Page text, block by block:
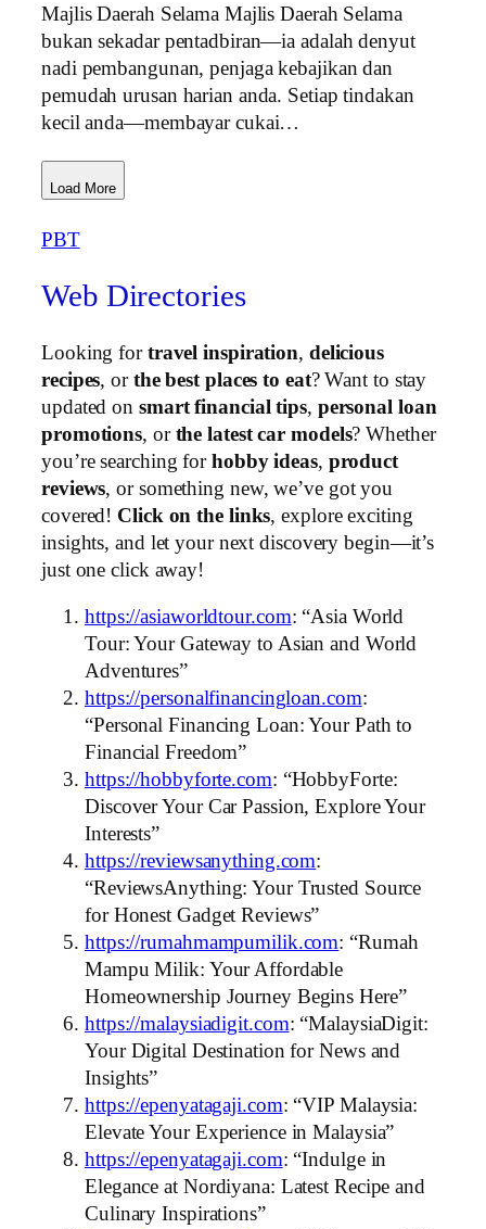
Majlis Daerah Selama Majlis Daerah Selama
bukan sekadar pentadbiran—ia adalah denyut
nadi pembangunan, penjaga kebajikan dan
pemudah urusan harian anda. Setiap tindakan
kecil anda—membayar cukai…
Load More
PBT
Web Directories
Looking for travel inspiration, delicious
recipes, or the best places to eat? Want to stay
updated on smart financial tips, personal loan
promotions, or the latest car models? Whether
you’re searching for hobby ideas, product
reviews, or something new, we’ve got you
covered! Click on the links, explore exciting
insights, and let your next discovery begin—it’s
just one click away!
https://asiaworldtour.com: “Asia World
Tour: Your Gateway to Asian and World
Adventures”
https://personalfinancingloan.com:
“Personal Financing Loan: Your Path to
Financial Freedom”
https://hobbyforte.com: “HobbyForte:
Discover Your Car Passion, Explore Your
Interests”
https://reviewsanything.com:
“ReviewsAnything: Your Trusted Source
for Honest Gadget Reviews”
https://rumahmampumilik.com: “Rumah
Mampu Milik: Your Affordable
Homeownership Journey Begins Here”
https://malaysiadigit.com: “MalaysiaDigit:
Your Digital Destination for News and
Insights”
https://epenyatagaji.com: “VIP Malaysia:
Elevate Your Experience in Malaysia”
https://epenyatagaji.com: “Indulge in
Elegance at Nordiyana: Latest Recipe and
Culinary Inspirations”